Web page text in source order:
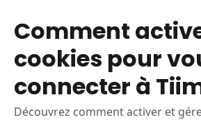
Comment
cookies pour
connecter à
Découvrez comment activer et